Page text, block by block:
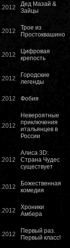
Дед Мазай &
Зайцы
Трое из
Простоквашино
Цифровая
крепость
Городские
легенды
Фобия
Невероятные
приключения
итальянцев в
России
Алиса 3D:
Страна Чудес
существует
Божественная
комедия
Хроники
Амбера
Первый раз.
Первый класс!